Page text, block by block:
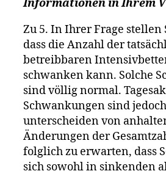
Informationen in Ihrem
Zu 5. In Ihrer Frage stellen
dass die Anzahl der
betreibbaren
schwanken kann. Solche
sind völlig normal.
Schwankungen sind
unterscheiden von
Änderungen der
folglich zu erwarten, dass
sich sowohl in sinkenden